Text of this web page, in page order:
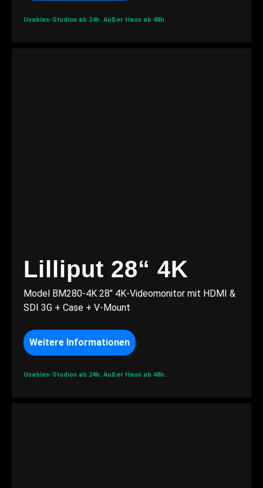
Usables-Studios ab 24h. Außer Haus ab 48h.
Lilliput 28“ 4K
Model BM280-4K 28" 4K-Videomonitor mit HDMI &
SDI 3G + Case + V-Mount
Weitere Informationen
Usables-Studios ab 24h. Außer Haus ab 48h.